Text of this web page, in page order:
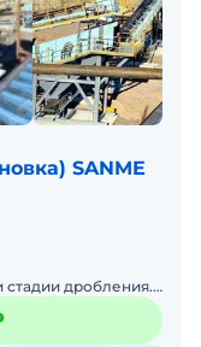
SANME
стадии дробления.
, включая узкие